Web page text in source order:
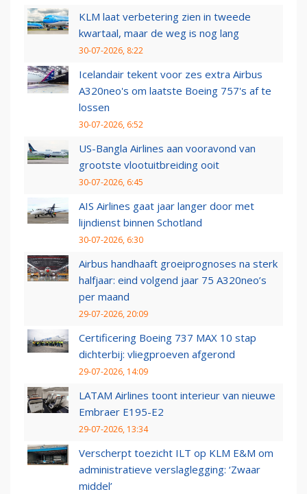
KLM laat verbetering zien in tweede
kwartaal, maar de weg is nog lang
30-07-2026, 8:22
Icelandair tekent voor zes extra Airbus
A320neo's om laatste Boeing 757's af te
lossen
30-07-2026, 6:52
US-Bangla Airlines aan vooravond van
grootste vlootuitbreiding ooit
30-07-2026, 6:45
AIS Airlines gaat jaar langer door met
lijndienst binnen Schotland
30-07-2026, 6:30
Airbus handhaaft groeiprognoses na sterk
halfjaar: eind volgend jaar 75 A320neo’s
per maand
29-07-2026, 20:09
Certificering Boeing 737 MAX 10 stap
dichterbij: vliegproeven afgerond
29-07-2026, 14:09
LATAM Airlines toont interieur van nieuwe
Embraer E195-E2
29-07-2026, 13:34
Verscherpt toezicht ILT op KLM E&M om
administratieve verslaglegging: ‘Zwaar
middel’